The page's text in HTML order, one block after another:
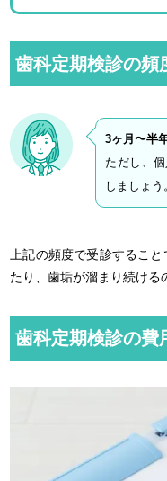
歯科定期検診の頻
3ヶ月〜半
ただし、
しましょう
上記の頻度で受診するこ
たり、歯垢が溜まり続ける
歯科定期検診の費